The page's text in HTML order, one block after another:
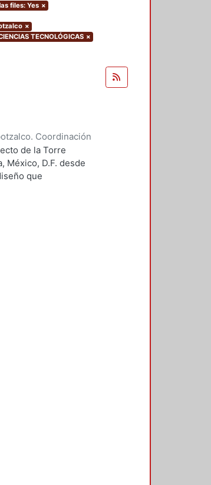
files: Yes ×
×
TECNOLÓGICAS ×
Coordinación
de la Torre
México, D.F. desde
que